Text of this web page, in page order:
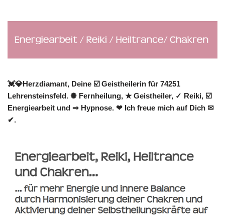
💓️💎Herzdiamant, Deine ☑️ Geistheilerin für 74251
Lehrensteinsfeld. ✺ Fernheilung, ★ Geistheiler, ✓ Reiki, ☑️
Energiearbeit und ⇒ Hypnose. ❤ Ich freue mich auf Dich ✉
✔.